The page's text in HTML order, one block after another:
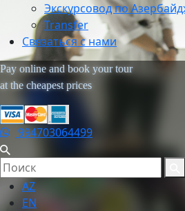
Экскурсовод по
Transfer
Связаться с нами
Pay online and book your tour
at the cheapest prices
994703064499
AZ
EN